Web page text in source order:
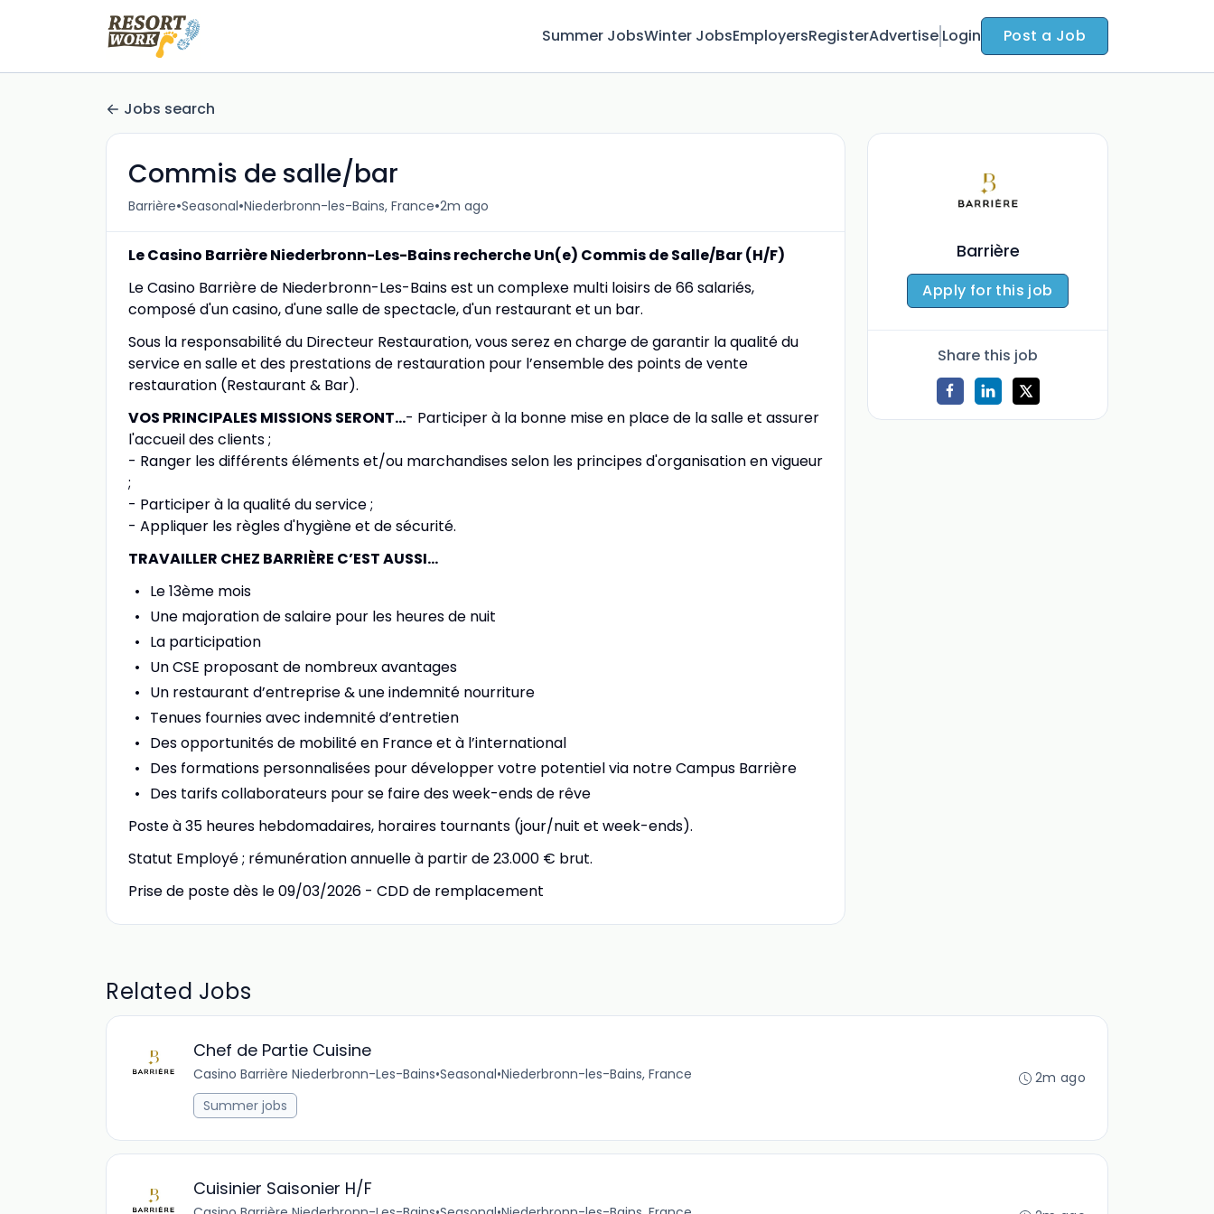
Summer JobsWinter JobsEmployersRegisterAdvertise Login Post a Job
Jobs search
Commis de salle/bar
Barrière•Seasonal•Niederbronn-les-Bains, France•2m ago
Le Casino Barrière Niederbronn-Les-Bains recherche Un(e) Commis de Salle/Bar (H/F)
Le Casino Barrière de Niederbronn-Les-Bains est un complexe multi loisirs de 66 salariés,
composé d'un casino, d'une salle de spectacle, d'un restaurant et un bar.
Sous la responsabilité du Directeur Restauration, vous serez en charge de garantir la qualité du
service en salle et des prestations de restauration pour l’ensemble des points de vente
restauration (Restaurant & Bar).
VOS PRINCIPALES MISSIONS SERONT…- Participer à la bonne mise en place de la salle et assurer
l'accueil des clients ;
- Ranger les différents éléments et/ou marchandises selon les principes d'organisation en vigueur
;
- Participer à la qualité du service ;
- Appliquer les règles d'hygiène et de sécurité.
TRAVAILLER CHEZ BARRIÈRE C’EST AUSSI…
Le 13ème mois
Une majoration de salaire pour les heures de nuit
La participation
Un CSE proposant de nombreux avantages
Un restaurant d’entreprise & une indemnité nourriture
Tenues fournies avec indemnité d’entretien
Des opportunités de mobilité en France et à l’international
Des formations personnalisées pour développer votre potentiel via notre Campus Barrière
Des tarifs collaborateurs pour se faire des week-ends de rêve
Poste à 35 heures hebdomadaires, horaires tournants (jour/nuit et week-ends).
Statut Employé ; rémunération annuelle à partir de 23.000 € brut.
Prise de poste dès le 09/03/2026 - CDD de remplacement
Barrière
Apply for this job
Share this job
Related Jobs
Chef de Partie Cuisine
Casino Barrière Niederbronn-Les-Bains•Seasonal•Niederbronn-les-Bains, France
Summer jobs
2m ago
Cuisinier Saisonier H/F